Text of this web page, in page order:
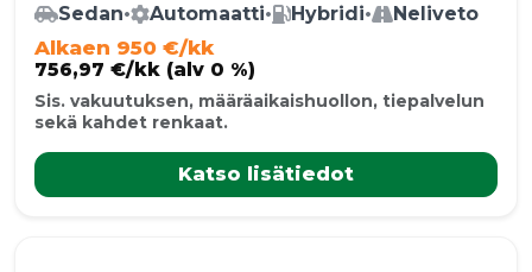
Sedan• Automaatti• Hybridi• Neliveto
Alkaen 950 €/kk
756,97 €/kk (alv 0 %)
Sis. vakuutuksen, määräaikaishuollon, tiepalvelun
sekä kahdet renkaat.
Katso lisätiedot